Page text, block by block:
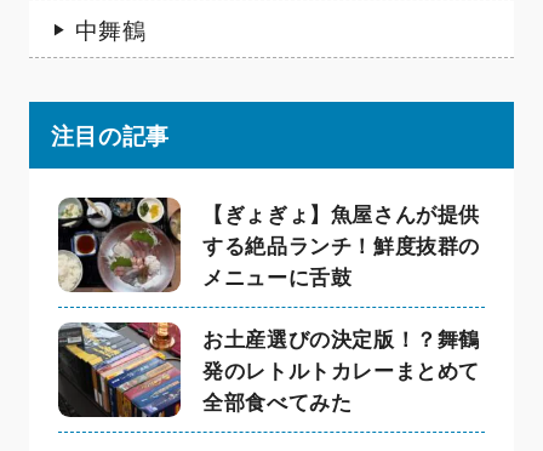
中舞鶴
注目の記事
【ぎょぎょ】魚屋さんが提供
する絶品ランチ！鮮度抜群の
メニューに舌鼓
お土産選びの決定版！？舞鶴
発のレトルトカレーまとめて
全部食べてみた